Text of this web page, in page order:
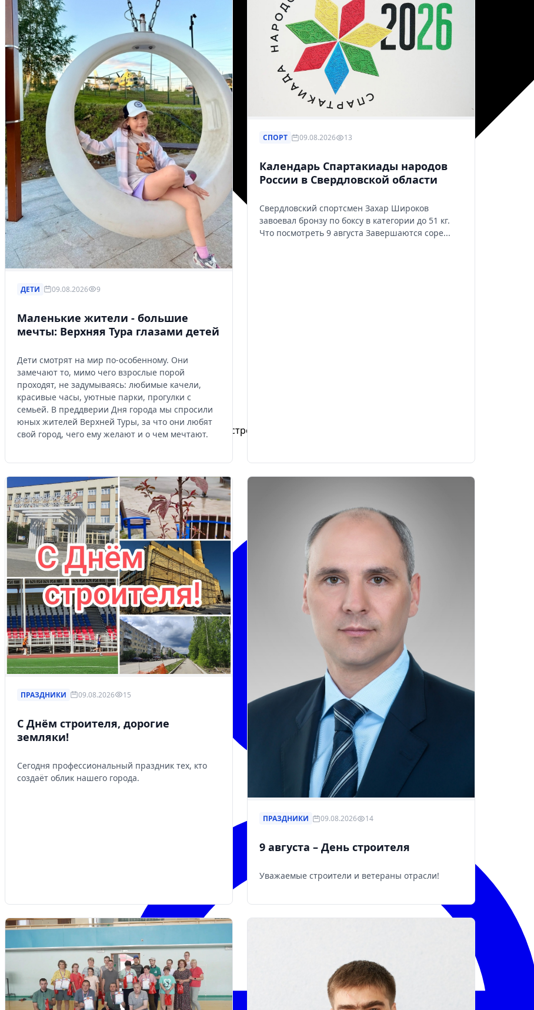
Избранное
Сохраняйте интересные объявления, чтобы быстро вернуться к ним позже.
ДЕТИ 09.08.2026 9
Маленькие жители - большие
мечты: Верхняя Тура глазами детей
Дети смотрят на мир по-особенному. Они
замечают то, мимо чего взрослые порой
проходят, не задумываясь: любимые качели,
красивые часы, уютные парки, прогулки с
семьей. В преддверии Дня города мы спросили
юных жителей Верхней Туры, за что они любят
свой город, чего ему желают и о чем мечтают.
СПОРТ 09.08.2026 13
Календарь Спартакиады народов
России в Свердловской области
Свердловский спортсмен Захар Широков
завоевал бронзу по боксу в категории до 51 кг.
Что посмотреть 9 августа Завершаются соре...
ПРАЗДНИКИ 09.08.2026 15
С Днём строителя, дорогие
земляки!
Сегодня профессиональный праздник тех, кто
создаёт облик нашего города.
ПРАЗДНИКИ 09.08.2026 14
9 августа – День строителя
Уважаемые строители и ветераны отрасли!